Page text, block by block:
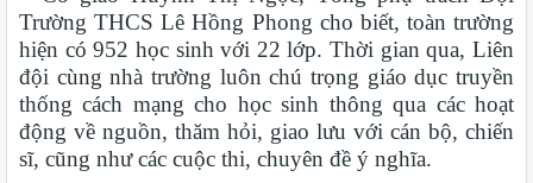
Trường THCS Lê Hồng Phong cho biết, toàn trường
hiện có 952 học sinh với 22 lớp. Thời gian qua, Liên
đội cùng nhà trường luôn chú trọng giáo dục truyền
thống cách mạng cho học sinh thông qua các hoạt
động về nguồn, thăm hỏi, giao lưu với cán bộ, chiến
sĩ, cũng như các cuộc thi, chuyên đề ý nghĩa.